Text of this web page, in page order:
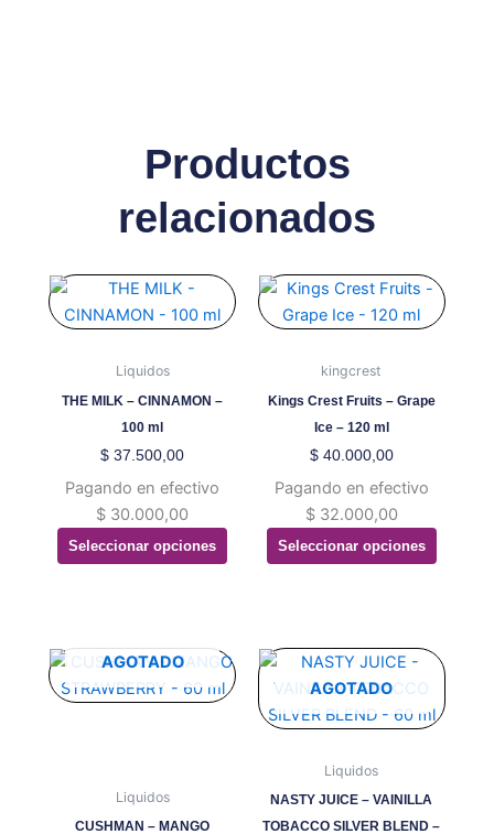
Productos
relacionados
Liquidos
THE MILK – CINNAMON –
100 ml
$ 37.500,00
Pagando en efectivo
$ 30.000,00
Seleccionar opciones
Este
producto
múltiples
variantes.
Las
opciones
pueden
elegir
en
producto
kingcrest
Kings Crest Fruits – Grape
Ice – 120 ml
$40.000,00
Pagando en efectivo
$32.000,00
Seleccionar opciones
Este
producto
múltiples
variantes.
Las
opciones
pueden
elegir
en
producto
AGOTADO
Liquidos
CUSHMAN – MANGO
Este
producto
Las
opciones
AGOTADO
Liquidos
NASTY JUICE – VAINILLA
TOBACCO SILVER BLEND –
Este
producto
tiene
variantes.
Las
opciones